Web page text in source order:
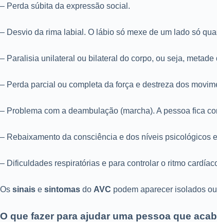
– Perda súbita da expressão social.
– Desvio da rima labial. O lábio só mexe de um lado só
– Paralisia unilateral ou bilateral do corpo, ou seja,
– Perda parcial ou completa da força e destreza dos
– Problema com a deambulação (marcha). A pessoa fica
– Rebaixamento da consciência e dos níveis psicológicos
– Dificuldades respiratórias e para controlar o ritmo
Os sinais e sintomas do AVC podem aparecer isolados
O que fazer para ajudar uma pessoa que